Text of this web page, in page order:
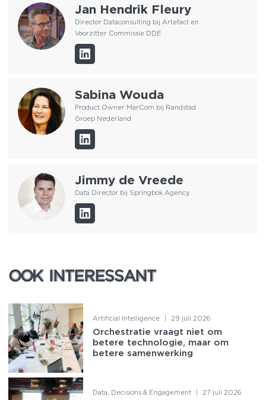
Jan Hendrik Fleury
Director Dataconsulting bij Artefact en
Voorzitter Commissie DDE
Sabina Wouda
Product Owner MarCom bij Randstad
Groep Nederland
Jimmy de Vreede
Data Director bij Springbok Agency
OOK INTERESSANT
OOK INTERESSANT
Artificial Intelligence 29 juli 2026
Orchestratie vraagt niet om
betere technologie, maar om
betere samenwerking
Data, Decisions & Engagement 27 juli 2026